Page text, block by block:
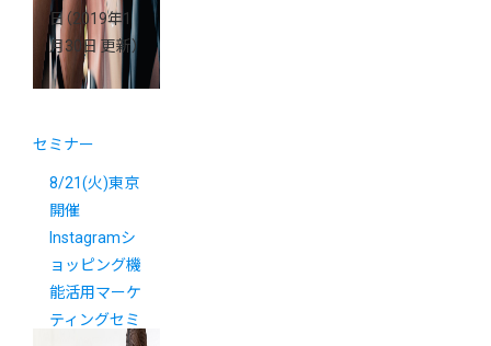
日 （2019年1
月30日 更新）
セミナー
8/21(火)東京
開催
Instagramシ
ョッピング機
能活用マーケ
ティングセミ